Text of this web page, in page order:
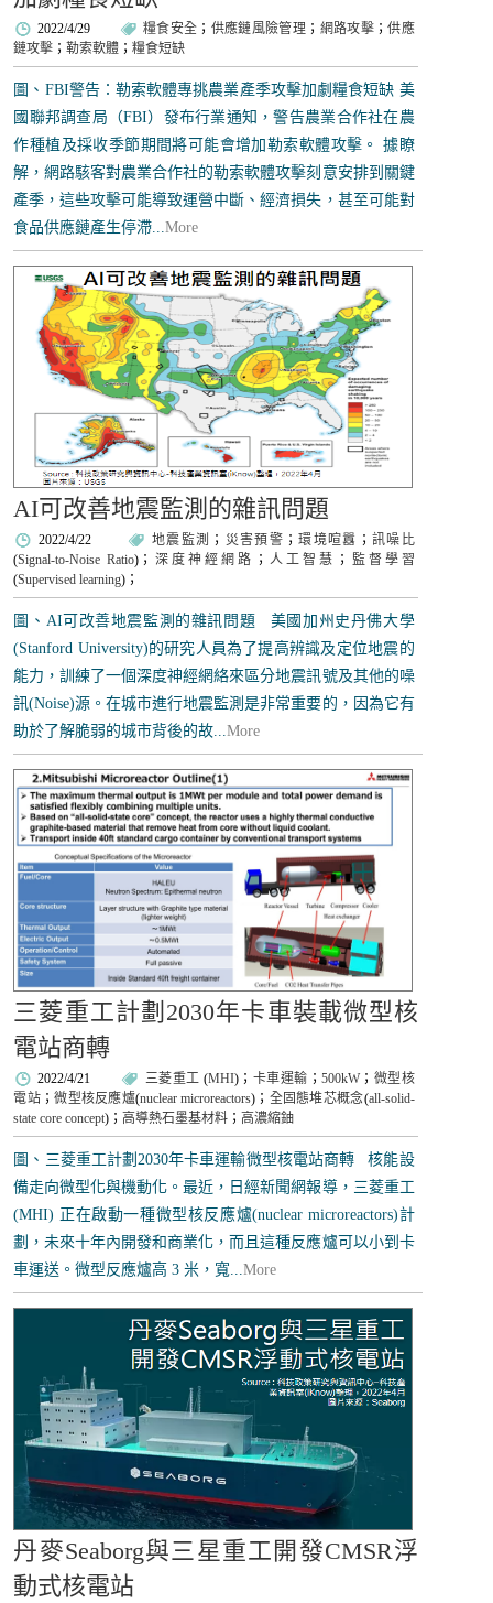
2022/4/29 糧食安全 ； 供應鏈風險管理 ； 網路攻擊； 供應
鏈攻擊 ；勒索軟體 ；糧食短缺
圖、FBI警告：勒索軟體專挑農業產季攻擊加劇糧食短缺 美
國聯邦調查局（FBI）發布行業通知，警告農業合作社在農
作種植及採收季節期間將可能會增加勒索軟體攻擊。 據瞭
解，網路駭客對農業合作社的勒索軟體攻擊刻意安排到關鍵
產季，這些攻擊可能導致運營中斷、經濟損失，甚至可能對
食品供應鏈產生停滯...More
AI可改善地震監測的雜訊問題
2022/4/22 地震監測 ； 災害預警 ； 環境喧囂 ； 訊噪比
(Signal-to-Noise Ratio)； 深度神經網路 ； 人工智慧 ；
監督學習
(Supervised learning)；
圖、AI可改善地震監測的雜訊問題 美國加州史丹佛大學
(Stanford University)的研究人員為了提高辨識及定位地震的
能力，訓練了一個深度神經網絡來區分地震訊號及其他的噪
訊(Noise)源。在城市進行地震監測是非常重要的，因為它有
助於了解脆弱的城市背後的故...More
三菱重工計劃2030年卡車裝載微型核
電站商轉
2022/4/21 三菱重工(MHI)； 卡車運輸 ； 500kW； 微型核
電站； 微型核反應爐(nuclear microreactors)； 全固態堆芯概念(all-solid-
state core concept)； 高導熱石墨基材料 ； 高濃縮鈾
圖、三菱重工計劃2030年卡車運輸微型核電站商轉 核能設
備走向微型化與機動化。最近，日經新聞網報導，三菱重工
(MHI) 正在啟動一種微型核反應爐(nuclear microreactors)計
劃，未來十年內開發和商業化，而且這種反應爐可以小到卡
車運送。微型反應爐高 3 米，寬...More
丹麥Seaborg與三星重工開發CMSR浮
動式核電站